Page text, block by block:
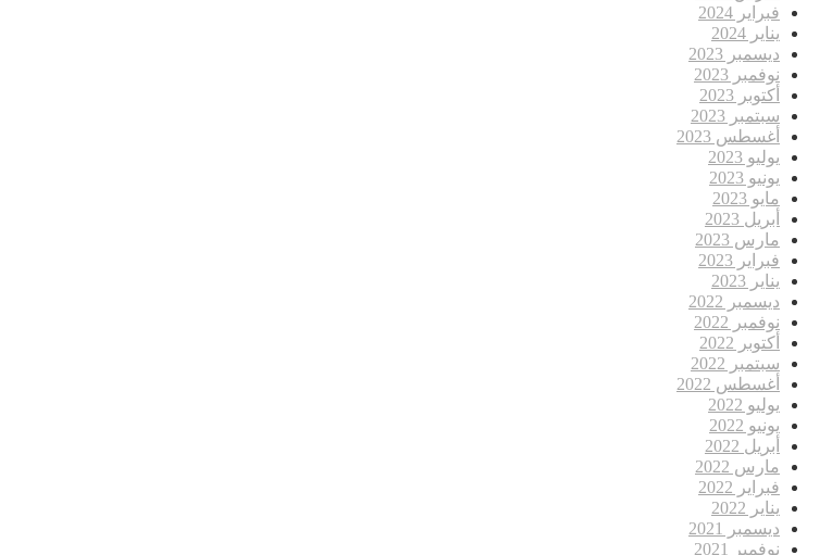
فبراير 2024
يناير 2024
ديسمبر 2023
نوفمبر 2023
أكتوبر 2023
سبتمبر 2023
أغسطس 2023
يوليو 2023
يونيو 2023
مايو 2023
أبريل 2023
مارس 2023
فبراير 2023
يناير 2023
ديسمبر 2022
نوفمبر 2022
أكتوبر 2022
سبتمبر 2022
أغسطس 2022
يوليو 2022
يونيو 2022
أبريل 2022
مارس 2022
فبراير 2022
يناير 2022
ديسمبر 2021
نوفمبر 2021